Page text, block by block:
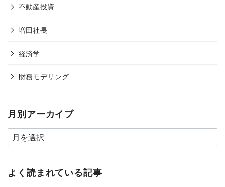
不動産投資
増田社長
経済学
財務モデリング
月別アーカイブ
よく読まれている記事